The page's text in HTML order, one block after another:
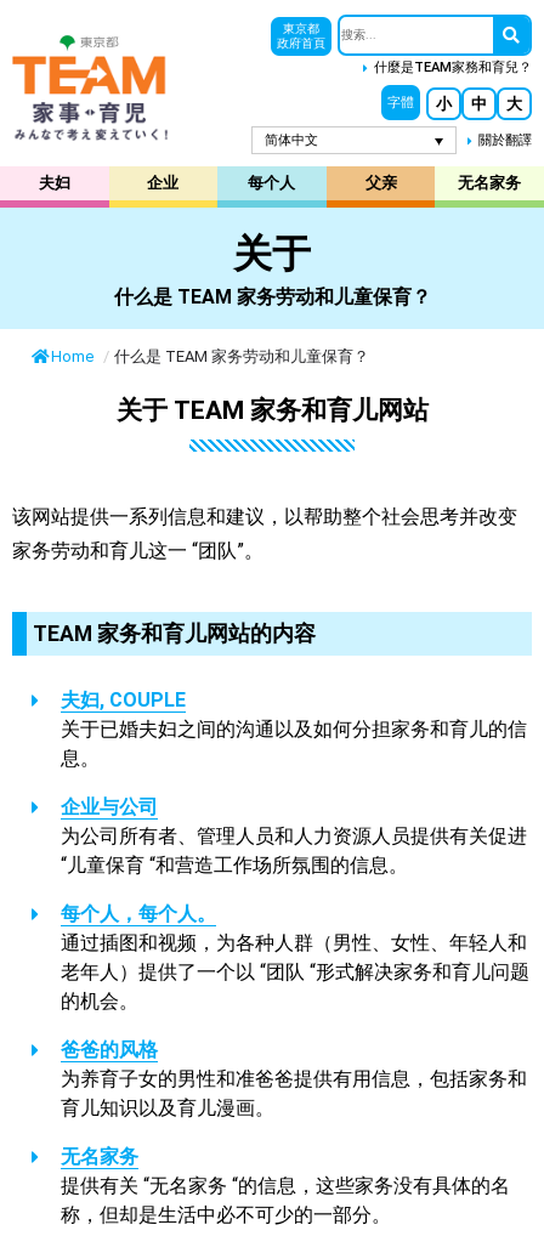
東京都
政府首頁
什麼是TEAM家務和育兒？
字體 小 中 大
简体中文 關於翻譯
夫妇 企业 每个人 父亲 无名家务
关于
什么是 TEAM 家务劳动和儿童保育？
Home / 什么是 TEAM 家务劳动和儿童保育？
关于 TEAM 家务和育儿网站
该网站提供一系列信息和建议，以帮助整个社会思考并改变
家务劳动和育儿这一 “团队”。
TEAM 家务和育儿网站的内容
夫妇, COUPLE
关于已婚夫妇之间的沟通以及如何分担家务和育儿的信
息。
企业与公司
为公司所有者、管理人员和人力资源人员提供有关促进
“儿童保育 “和营造工作场所氛围的信息。
每个人，每个人。
通过插图和视频，为各种人群（男性、女性、年轻人和
老年人）提供了一个以 “团队 “形式解决家务和育儿问题
的机会。
爸爸的风格
为养育子女的男性和准爸爸提供有用信息，包括家务和
育儿知识以及育儿漫画。
无名家务
提供有关 “无名家务 “的信息，这些家务没有具体的名
称，但却是生活中必不可少的一部分。